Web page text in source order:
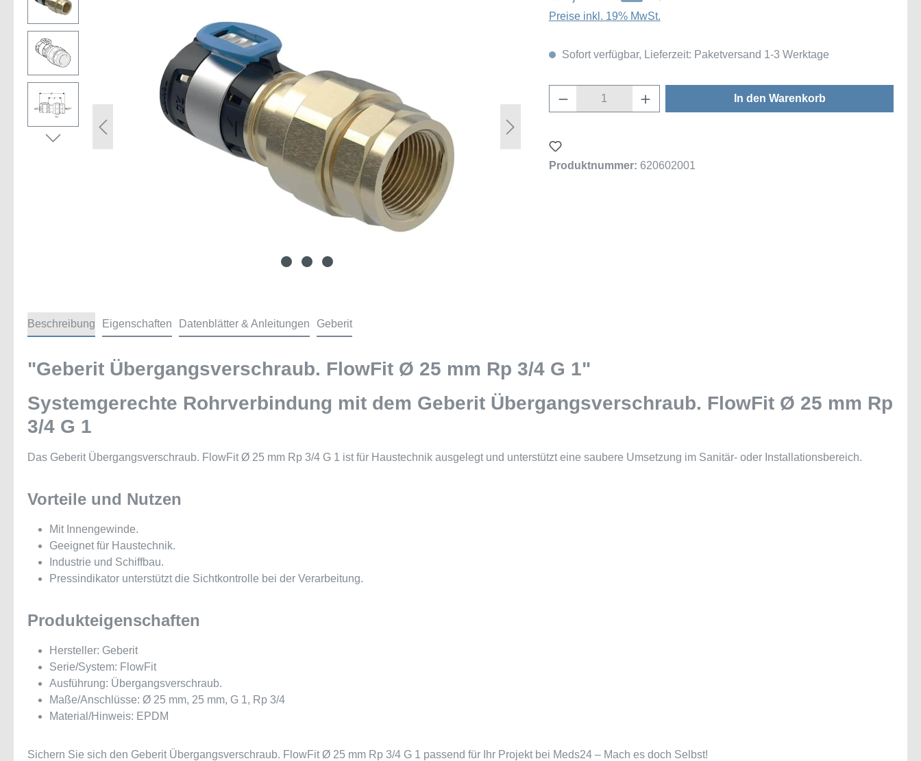
Preise inkl. 19% MwSt.
Sofort verfügbar, Lieferzeit: Paketversand 1-3 Werktage
Produkt Anzahl: Gib den gewünschten Wert ein
In den Warenkorb
Produktnummer: 620602001
Beschreibung Eigenschaften Datenblätter & Anleitungen Geberit
"Geberit Übergangsverschraub. FlowFit Ø 25 mm Rp 3/4 G 1"
Systemgerechte Rohrverbindung mit dem Geberit Übergangsverschraub. FlowFit Ø 25 mm Rp
3/4 G 1
Das Geberit Übergangsverschraub. FlowFit Ø 25 mm Rp 3/4 G 1 ist für Haustechnik ausgelegt und unterstützt eine saubere Umsetzung im Sanitär- oder Installationsbereich.
Vorteile und Nutzen
Mit Innengewinde.
Geeignet für Haustechnik.
Industrie und Schiffbau.
Pressindikator unterstützt die Sichtkontrolle bei der Verarbeitung.
Produkteigenschaften
Hersteller: Geberit
Serie/System: FlowFit
Ausführung: Übergangsverschraub.
Maße/Anschlüsse: Ø 25 mm, 25 mm, G 1, Rp 3/4
Material/Hinweis: EPDM
Sichern Sie sich den Geberit Übergangsverschraub. FlowFit Ø 25 mm Rp 3/4 G 1 passend für Ihr Projekt bei Meds24 – Mach es doch Selbst!